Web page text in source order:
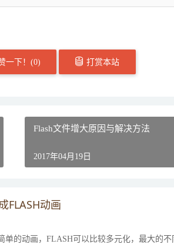
一下！(0) 打赏本站
Flash文件增大原因与解决方法
2017年04月19日
FLASH动画
的动画，FLASH可以比较多元化，最大的不